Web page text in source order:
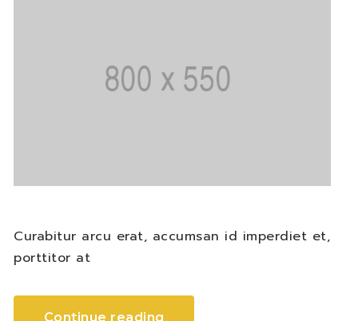
Curabitur arcu erat, accumsan id imperdiet et,
porttitor at
Continue reading